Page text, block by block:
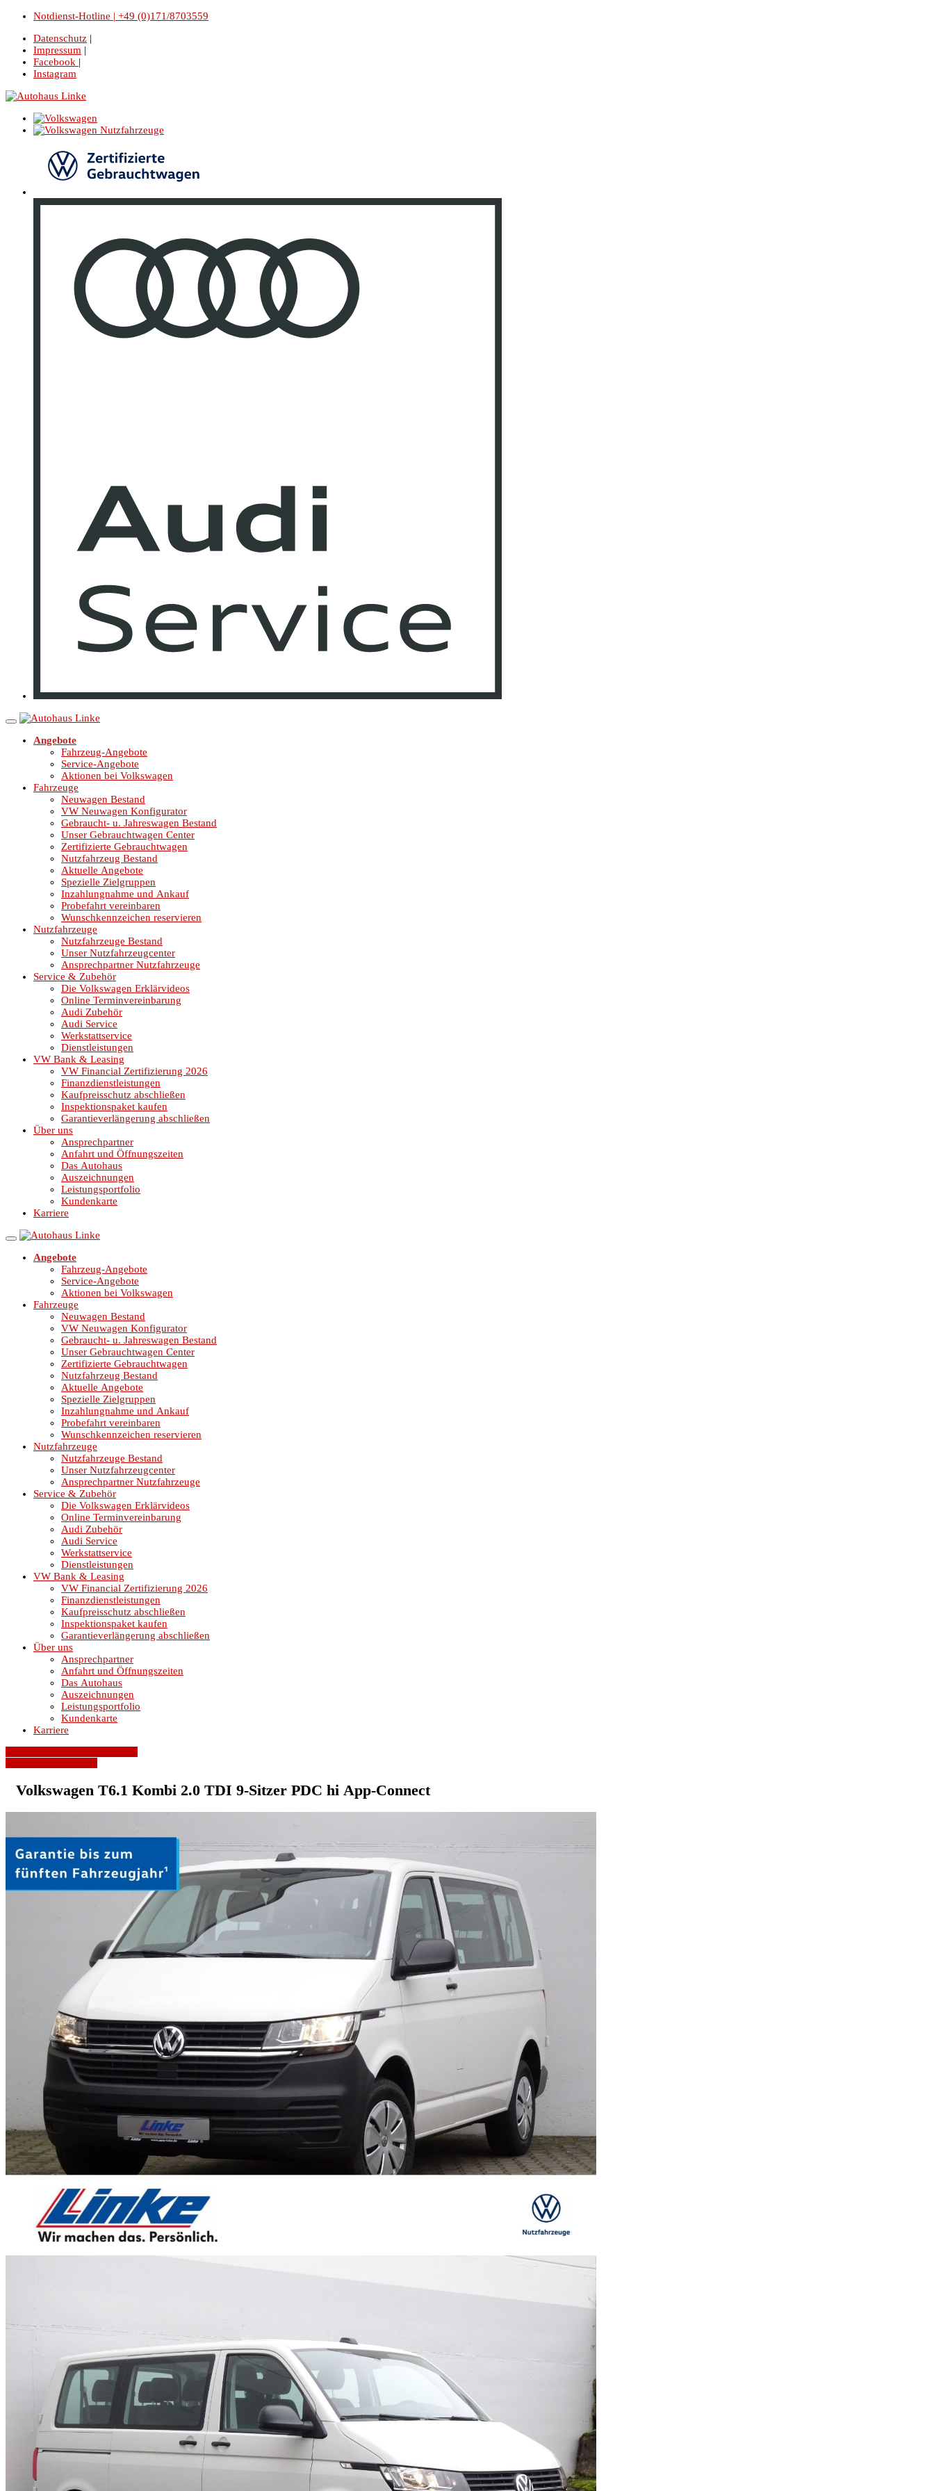
Notdienst-Hotline | +49 (0)171/8703559
Datenschutz |
Impressum |
Facebook |
Instagram
Angebote
Fahrzeug-Angebote
Service-Angebote
Aktionen bei Volkswagen
Fahrzeuge
Neuwagen Bestand
VW Neuwagen Konfigurator
Gebraucht- u. Jahreswagen Bestand
Unser Gebrauchtwagen Center
Zertifizierte Gebrauchtwagen
Nutzfahrzeug Bestand
Aktuelle Angebote
Spezielle Zielgruppen
Inzahlungnahme und Ankauf
Probefahrt vereinbaren
Wunschkennzeichen reservieren
Nutzfahrzeuge
Nutzfahrzeuge Bestand
Unser Nutzfahrzeugcenter
Ansprechpartner Nutzfahrzeuge
Service & Zubehör
Die Volkswagen Erklärvideos
Online Terminvereinbarung
Audi Zubehör
Audi Service
Werkstattservice
Dienstleistungen
VW Bank & Leasing
VW Financial Zertifizierung 2026
Finanzdienstleistungen
Kaufpreisschutz abschließen
Inspektionspaket kaufen
Garantieverlängerung abschließen
Über uns
Ansprechpartner
Anfahrt und Öffnungszeiten
Das Autohaus
Auszeichnungen
Leistungsportfolio
Kundenkarte
Karriere
Angebote
Fahrzeug-Angebote
Service-Angebote
Aktionen bei Volkswagen
Fahrzeuge
Neuwagen Bestand
VW Neuwagen Konfigurator
Gebraucht- u. Jahreswagen Bestand
Unser Gebrauchtwagen Center
Zertifizierte Gebrauchtwagen
Nutzfahrzeug Bestand
Aktuelle Angebote
Spezielle Zielgruppen
Inzahlungnahme und Ankauf
Probefahrt vereinbaren
Wunschkennzeichen reservieren
Nutzfahrzeuge
Nutzfahrzeuge Bestand
Unser Nutzfahrzeugcenter
Ansprechpartner Nutzfahrzeuge
Service & Zubehör
Die Volkswagen Erklärvideos
Online Terminvereinbarung
Audi Zubehör
Audi Service
Werkstattservice
Dienstleistungen
VW Bank & Leasing
VW Financial Zertifizierung 2026
Finanzdienstleistungen
Kaufpreisschutz abschließen
Inspektionspaket kaufen
Garantieverlängerung abschließen
Über uns
Ansprechpartner
Anfahrt und Öffnungszeiten
Das Autohaus
Auszeichnungen
Leistungsportfolio
Kundenkarte
Karriere
Volkswagen T6.1 Kombi 2.0 TDI 9-Sitzer PDC hi App-Connect